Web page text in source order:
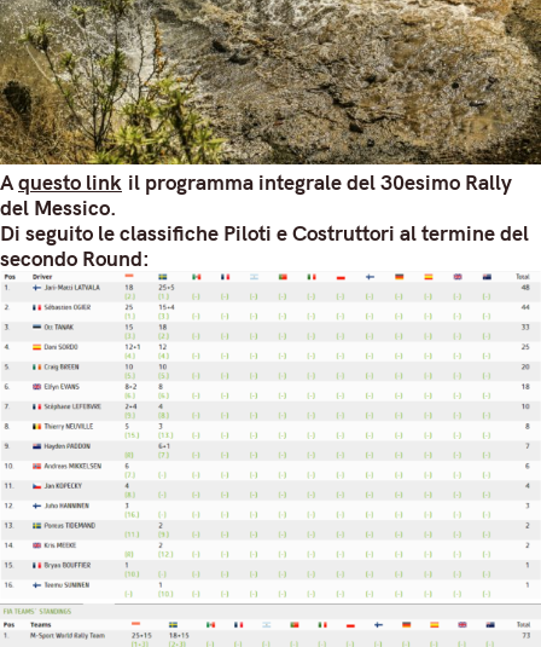
Aquesto link il programma integrale del 30esimo Rally
del Messico.
Di seguito le classifiche Piloti e Costruttori al termine del
secondo Round: